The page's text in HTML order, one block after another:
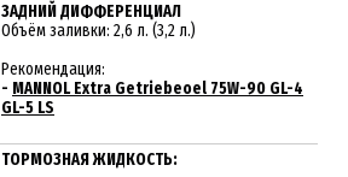
ЗАДНИЙ ДИФФЕРЕНЦИАЛ
Объём заливки: 2,6 л. (3,2 л.)
Рекомендация:
- MANNOL Extra Getriebeoel 75W-90 GL-4
GL-5 LS
ТОРМОЗНАЯ ЖИДКОСТЬ: